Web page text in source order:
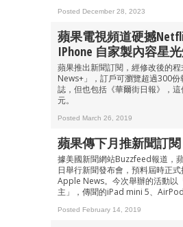
Posted December 28, 2023
蘋果電視頻道硬撼
IPhone 自家製內容星
蘋果推出新聞訂閱，經修改後的
News+」，訂戶可瀏覽超過300
誌，但也包括《華爾街日報》，
元。
Posted March 26, 2019
蘋果傳下月推新聞訂閱
據美國新聞網站Buzzfeed報道，
日舉行新聞發布會，預料屆時正
Apple News。今次舉辦的活動以
主」，傳聞的iPad mini 5、
Posted February 14, 2019
成為 EJ Tech 會員